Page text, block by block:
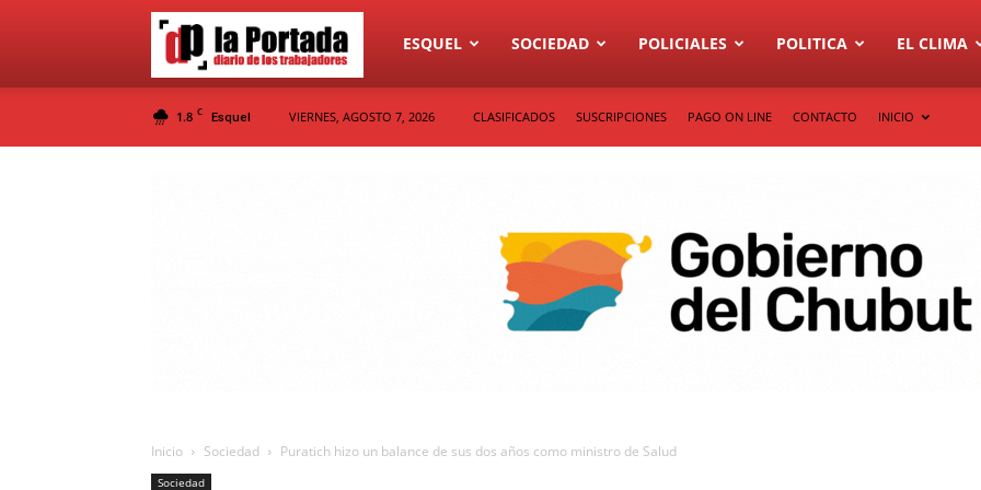
Diario
La
ESQUEL SOCIEDAD POLICIALES POLITICA EL CLIMA
1.8 C Esquel VIERNES, AGOSTO 7, 2026 CLASIFICADOS SUSCRIPCIONES PAGO ON LINE CONTACTO INICIO
Inicio Sociedad Puratich hizo un balance de sus dos años como ministro de Salud
Sociedad